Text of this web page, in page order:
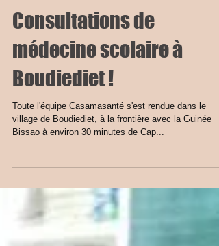
Consultations de
médecine scolaire à
Boudiediet !
Toute l'équipe Casamasanté s'est rendue dans le
Bissao à environ 30 minutes de Cap...